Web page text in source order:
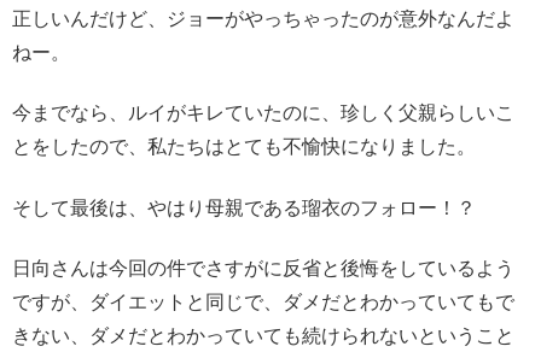
正しいんだけど、ジョーがやっちゃったのが意外なんだよ
ねー。
今までなら、ルイがキレていたのに、珍しく父親らしいこ
とをしたので、私たちはとても不愉快になりました。
そして最後は、やはり母親である瑠衣のフォロー！？
日向さんは今回の件でさすがに反省と後悔をしているよう
ですが、ダイエットと同じで、ダメだとわかっていてもで
きない、ダメだとわかっていても続けられないということ